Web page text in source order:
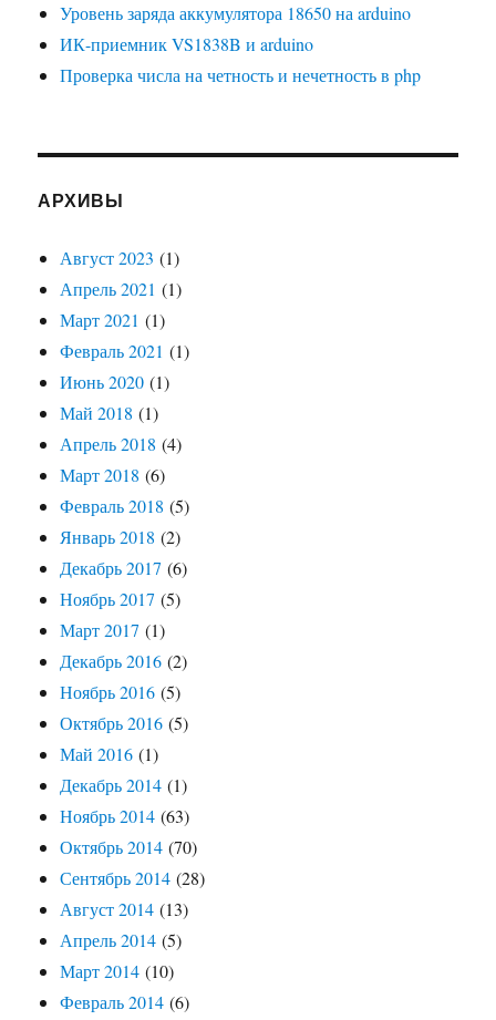
Уровень заряда аккумулятора 18650 на arduino
ИК-приемник VS1838B и arduino
Проверка числа на четность и нечетность в php
АРХИВЫ
Август 2023 (1)
Апрель 2021 (1)
Март 2021 (1)
Февраль 2021 (1)
Июнь 2020 (1)
Май 2018 (1)
Апрель 2018 (4)
Март 2018 (6)
Февраль 2018 (5)
Январь 2018 (2)
Декабрь 2017 (6)
Ноябрь 2017 (5)
Март 2017 (1)
Декабрь 2016 (2)
Ноябрь 2016 (5)
Октябрь 2016 (5)
Май 2016 (1)
Декабрь 2014 (1)
Ноябрь 2014 (63)
Октябрь 2014 (70)
Сентябрь 2014 (28)
Август 2014 (13)
Апрель 2014 (5)
Март 2014 (10)
Февраль 2014 (6)